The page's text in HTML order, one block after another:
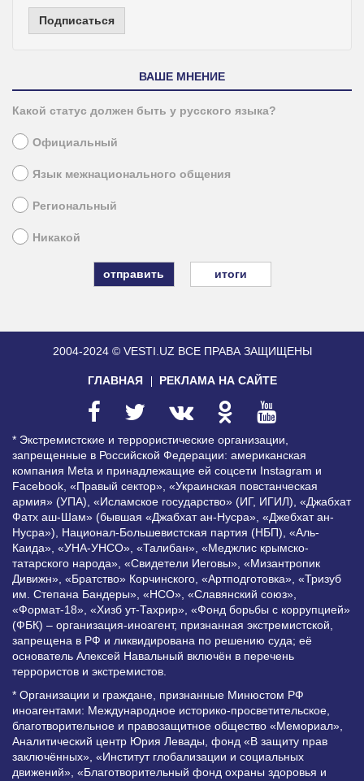
Подписаться
ВАШЕ МНЕНИЕ
Какой статус должен быть у русского языка?
Официальный
Язык межнационального общения
Региональный
Никакой
итоги
2004-2024 © VESTI.UZ ВСЕ ПРАВА ЗАЩИЩЕНЫ
ГЛАВНАЯ РЕКЛАМА НА САЙТЕ
* Экстремистские и террористические организации,
запрещенные в Российской Федерации: американская
компания Meta и принадлежащие ей соцсети Instagram и
Facebook, «Правый сектор», «Украинская повстанческая
армия» (УПА), «Исламское государство» (ИГ, ИГИЛ), «Джабхат
Фатх аш-Шам» (бывшая «Джабхат ан-Нусра», «Джебхат ан-
Нусра»), Национал-Большевистская партия (НБП), «Аль-
Каида», «УНА-УНСО», «Талибан», «Меджлис крымско-
татарского народа», «Свидетели Иеговы», «Мизантропик
Дивижн», «Братство» Корчинского, «Артподготовка», «Тризуб
им. Степана Бандеры», «НСО», «Славянский союз»,
«Формат-18», «Хизб ут-Тахрир», «Фонд борьбы с коррупцией»
(ФБК) – организация-иноагент, признанная экстремистской,
запрещена в РФ и ликвидирована по решению суда; её
основатель Алексей Навальный включён в перечень
террористов и экстремистов.
* Организации и граждане, признанные Минюстом РФ
иноагентами: Международное историко-просветительское,
благотворительное и правозащитное общество «Мемориал»,
Аналитический центр Юрия Левады, фонд «В защиту прав
заключённых», «Институт глобализации и социальных
движений», «Благотворительный фонд охраны здоровья и